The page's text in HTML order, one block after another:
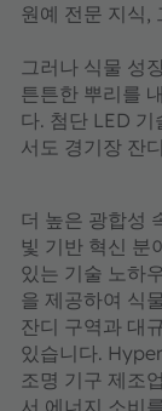
원예 전문 지식,
그러나 식물 성
튼튼한 뿌리를
다. 첨단 LED
서도 경기장 잔
더 높은 광합성
빛 기반 혁신 분
있는 기술 노하
을 제공하여 식
잔디 구역과 대
있습니다.
조명 기구 제조
서 에너지 소비